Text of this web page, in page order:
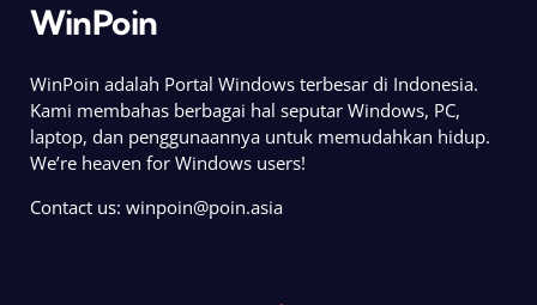
WinPoin
WinPoin adalah Portal Windows terbesar di Indonesia.
Kami membahas berbagai hal seputar Windows, PC,
laptop, dan penggunaannya untuk memudahkan hidup.
We’re heaven for Windows users!
Contact us: winpoin@poin.asia